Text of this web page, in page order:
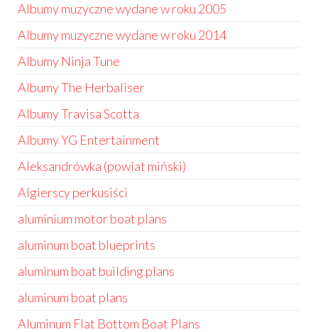
Albumy muzyczne wydane w roku 2005
Albumy muzyczne wydane w roku 2014
Albumy Ninja Tune
Albumy The Herbaliser
Albumy Travisa Scotta
Albumy YG Entertainment
Aleksandrówka (powiat miński)
Algierscy perkusiści
aluminium motor boat plans
aluminum boat blueprints
aluminum boat building plans
aluminum boat plans
Aluminum Flat Bottom Boat Plans